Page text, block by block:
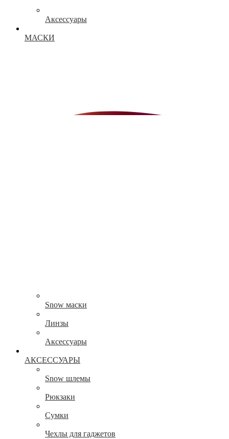
Аксессуары
МАСКИ
Snow маски
Линзы
Аксессуары
АКСЕССУАРЫ
Snow шлемы
Рюкзаки
Сумки
Чехлы для гаджетов